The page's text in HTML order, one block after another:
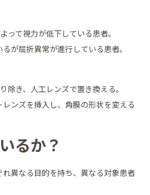
って視力が低下している患者。
が屈折異常が進行している患者。
除き、人工レンズで置き換える。
ンズを挿入し、角膜の形状を変える
るか？
異なる目的を持ち、異なる対象患者